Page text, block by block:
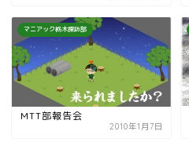
マニアック栃木探訪部
MTT部報告会
2010年1月7日